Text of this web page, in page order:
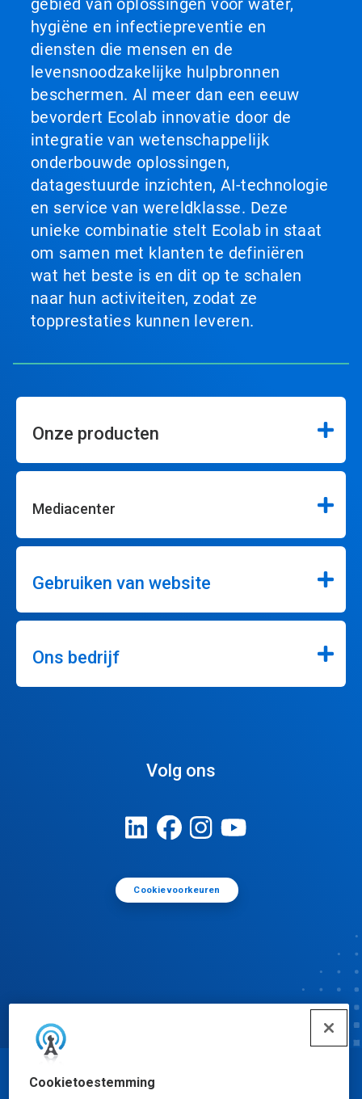
Cookietoestemming
gebied van oplossingen voor water,
hygiëne en infectiepreventie en
diensten die mensen en de
levensnoodzakelijke hulpbronnen
beschermen. Al meer dan een eeuw
bevordert Ecolab innovatie door de
integratie van wetenschappelijk
onderbouwde oplossingen,
datagestuurde inzichten, AI-technologie
en service van wereldklasse. Deze
unieke combinatie stelt Ecolab in staat
om samen met klanten te definiëren
wat het beste is en dit op te schalen
naar hun activiteiten, zodat ze
topprestaties kunnen leveren.
Onze producten
Mediacenter
Gebruiken van website
Ons bedrijf
Volg ons
Cookievoorkeuren
© Ecolab Inc. 2025